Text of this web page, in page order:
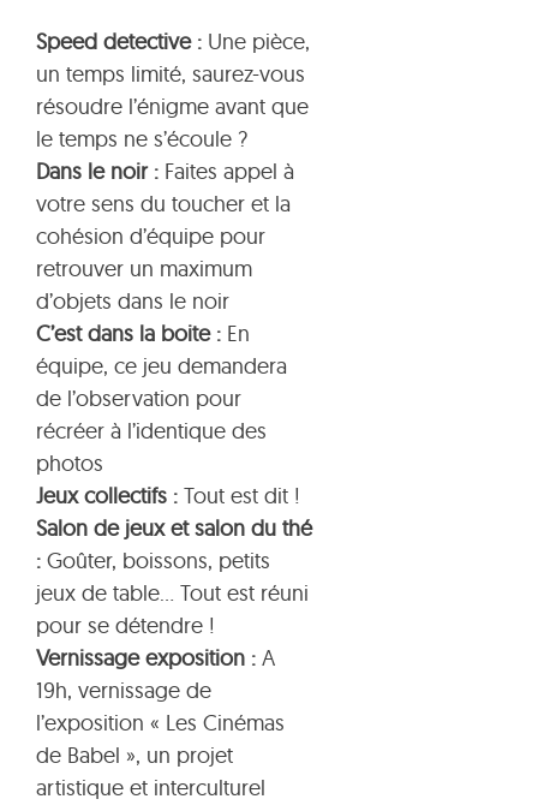
Speed detective : Une pièce,
un temps limité, saurez-vous
résoudre l’énigme avant que
le temps ne s’écoule ?
Dans le noir : Faites appel à
votre sens du toucher et la
cohésion d’équipe pour
retrouver un maximum
d’objets dans le noir
C’est dans la boite : En
équipe, ce jeu demandera
de l’observation pour
récréer à l’identique des
photos
Jeux collectifs : Tout est dit !
Salon de jeux et salon du thé
: Goûter, boissons, petits
jeux de table… Tout est réuni
pour se détendre !
Vernissage exposition : A
19h, vernissage de
l’exposition « Les Cinémas
de Babel », un projet
artistique et interculturel